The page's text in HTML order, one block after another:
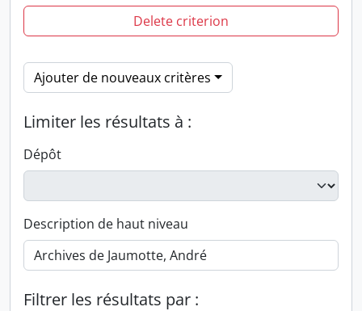
Delete criterion
Ajouter de nouveaux critères
Limiter les résultats à :
Dépôt
Description de haut niveau
Filtrer les résultats par :